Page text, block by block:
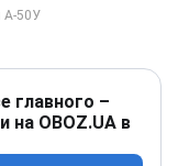
главного –
на OBOZ.UA в